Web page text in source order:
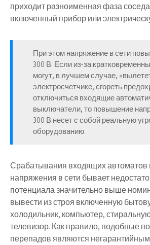
приходит разноименная фаза
включенный прибор или
При этом напряжение в сети
300 В. Если из-за
могут, в лучшем случае,
электросчетчике, сгореть
отключиться входящие
выключатели, то повышение
300 В несет с собой реальную
оборудованию.
Срабатывания входящих
напряжения в сети бывает
потенциала значительно выше
вывести из строя включенную
холодильник, компьютер,
телевизор. Как правило, подобные
перепадов являются